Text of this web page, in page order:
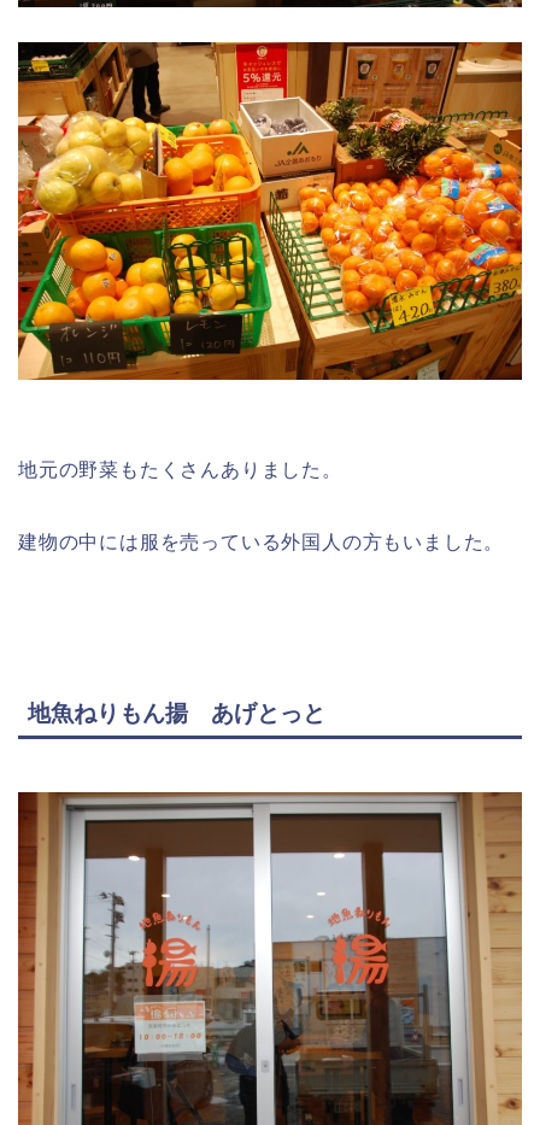
地元の野菜もたくさんありました。
建物の中には服を売っている外国人の方もいました。
地魚ねりもん揚 あげとっと